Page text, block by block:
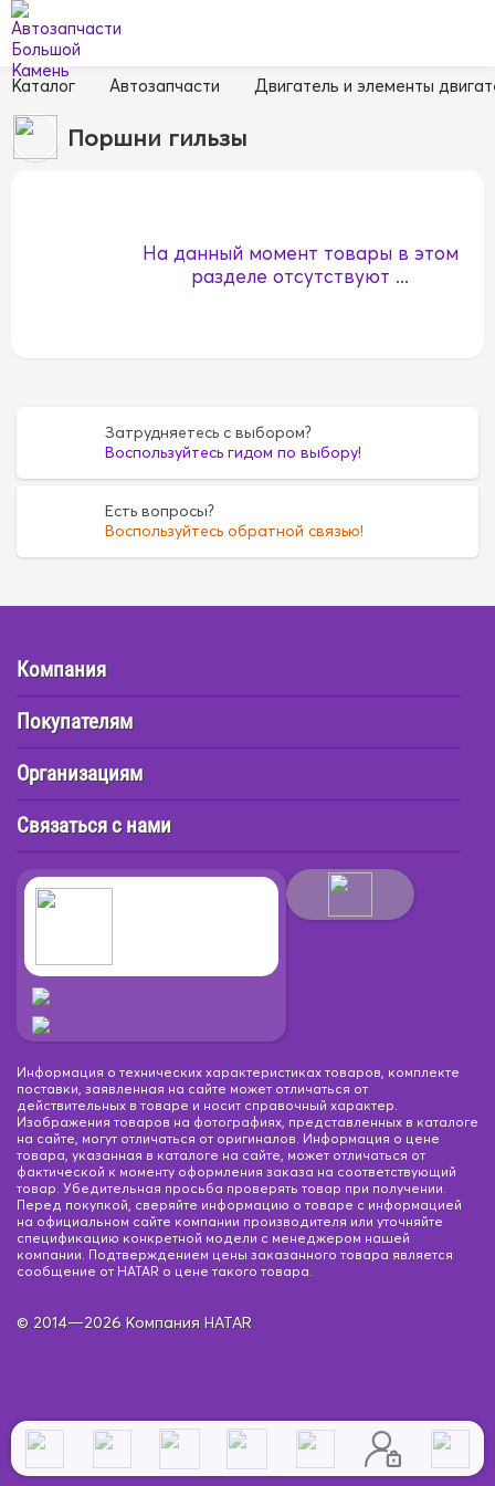
Каталог Автозапчасти Двигатель и элементы
Поршни гильзы
На данный момент товары в этом
разделе отсутствуют ...
Затрудняетесь с выбором?
Воспользуйтесь гидом по выбору!
Есть вопросы?
Воспользуйтесь обратной связью!
Компания
Покупателям
Организациям
Связаться с нами
Информация о технических характеристиках товаров, комплекте
поставки, заявленная на сайте может отличаться от
действительных в товаре и носит справочный характер.
Изображения товаров на фотографиях, представленных в каталоге
на сайте, могут отличаться от оригиналов. Информация о цене
товара, указанная в каталоге на сайте, может отличаться от
фактической к моменту оформления заказа на соответствующий
товар. Убедительная просьба проверять товар при получении.
Перед покупкой, сверяйте информацию о товаре с информацией
на официальном сайте компании производителя или уточняйте
спецификацию конкретной модели с менеджером нашей
компании. Подтверждением цены заказанного товара является
сообщение от HATAR о цене такого товара.
© 2014—2026 Компания HATAR